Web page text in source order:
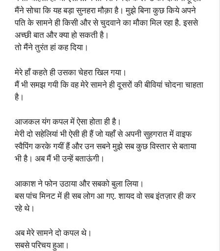
मैंने सोचा कि यह बड़ा सुनहरा मौक़ा है। मुझे बिना कुछ किये अपने
पति के सामने ही किसी और से चुदवाने का मौका मिल रहा है. इससे
अच्छी बात और क्या हो सकती है।
तो मैंने तुरंत हां कह दिया।
मेरे हाँ कहते ही उसका चेहरा खिल गया।
मैं भी समझ गयी कि वह मेरे सामने ही दूसरों की बीवियां चोदना चाहता
है।
आजकल यंग कपल में ऐसा होता ही है।
मेरी दो सहेलियां भी ऐसी ही हैं जो यहाँ से अपनी सुहगरात में वाइफ
स्वैपिंग करके गयीं हैं और उन सबने मुझे सब कुछ विस्तार से बताया
भी है। अब मैं भी उन्हें बताऊंगी।
आकाश ने फोन उठाया और सबको बुला लिया।
बस पांच मिनट में ही सब लोग आ गए. शायद वो सब इंतज़ार ही कर
रहे थे।
अब मेरे सामने दो कपल थे।
सबसे परिचय हुआ।